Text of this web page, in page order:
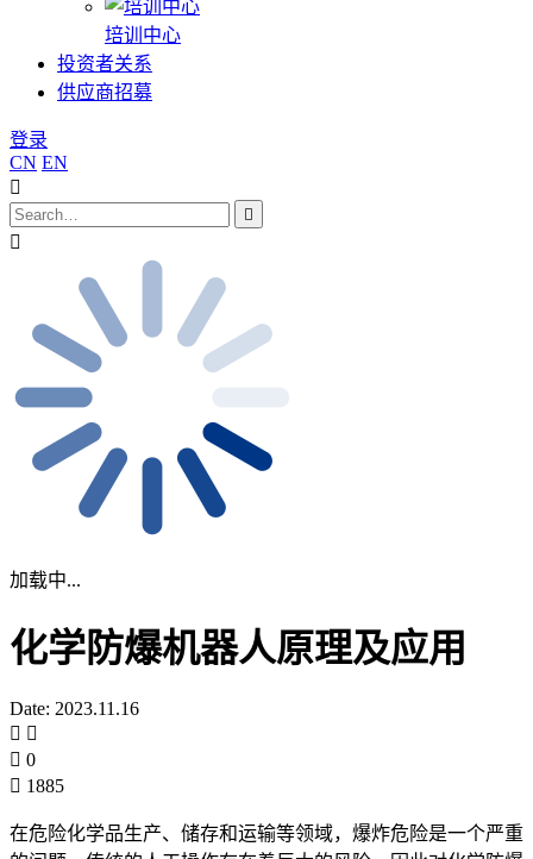
培训中心
投资者关系
供应商招募
登录
CN EN
加载中...
化学防爆机器人原理及应用
Date: 2023.11.16
0
1885
在危险化学品生产、储存和运输等领域，爆炸危险是一个严重